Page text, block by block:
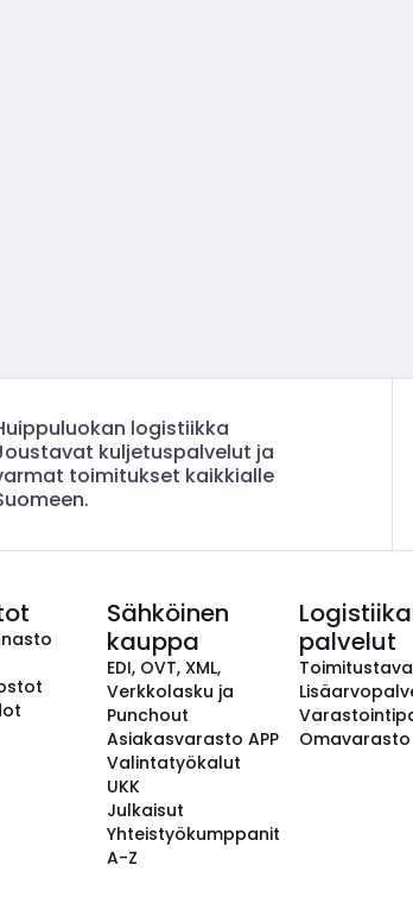
logistiikka
kuljetuspalvelut ja
toimitukset kaikkialle
Sähköinen
kauppa
EDI, OVT, XML,
Verkkolasku ja
Punchout
Asiakasvarasto APP
Valintatyökalut
UKK
Julkaisut
Yhteistyökumppanit
A-Z
palvelut
Omavarasto